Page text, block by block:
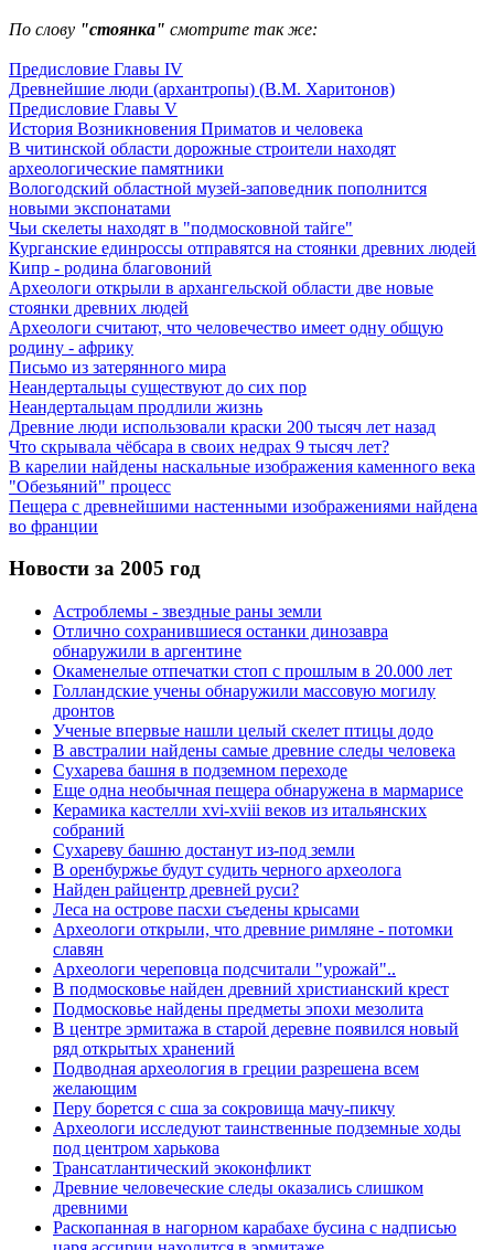
По слову "стоянка" смотрите так же:
Предисловие Главы IV
Древнейшие люди (архантропы) (В.М. Харитонов)
Предисловие Главы V
История Возникновения Приматов и человека
В читинской области дорожные строители находят
археологические памятники
Вологодский областной музей-заповедник пополнится
новыми экспонатами
Чьи скелеты находят в "подмосковной тайге"
Курганские единроссы отправятся на стоянки древних людей
Кипр - родина благовоний
Археологи открыли в архангельской области две новые
стоянки древних людей
Археологи считают, что человечество имеет одну общую
родину - африку
Письмо из затерянного мира
Неандертальцы существуют до сих пор
Неандертальцам продлили жизнь
Древние люди использовали краски 200 тысяч лет назад
Что скрывала чёбсара в своих недрах 9 тысяч лет?
В карелии найдены наскальные изображения каменного века
"Обезьяний" процесс
Пещера с древнейшими настенными изображениями найдена
во франции
Новости за 2005 год
Астроблемы - звездные раны земли
Отлично сохранившиеся останки динозавра
обнаружили в аргентине
Окаменелые отпечатки стоп с прошлым в 20.000 лет
Голландские учены обнаружили массовую могилу
дронтов
Ученые впервые нашли целый скелет птицы додо
В австралии найдены самые древние следы человека
Сухарева башня в подземном переходе
Еще одна необычная пещера обнаружена в мармарисе
Керамика кастелли xvi-xviii веков из итальянских
собраний
Сухареву башню достанут из-под земли
В оренбуржье будут судить черного археолога
Найден райцентр древней руси?
Леса на острове пасхи съедены крысами
Археологи открыли, что древние римляне - потомки
славян
Археологи череповца подсчитали "урожай"..
В подмосковье найден древний христианский крест
Подмосковье найдены предметы эпохи мезолита
В центре эрмитажа в старой деревне появился новый
ряд открытых хранений
Подводная археология в греции разрешена всем
желающим
Перу борется с сша за сокровища мачу-пикчу
Археологи исследуют таинственные подземные ходы
под центром харькова
Трансатлантический экоконфликт
Древние человеческие следы оказались слишком
древними
Раскопанная в нагорном карабахе бусина с надписью